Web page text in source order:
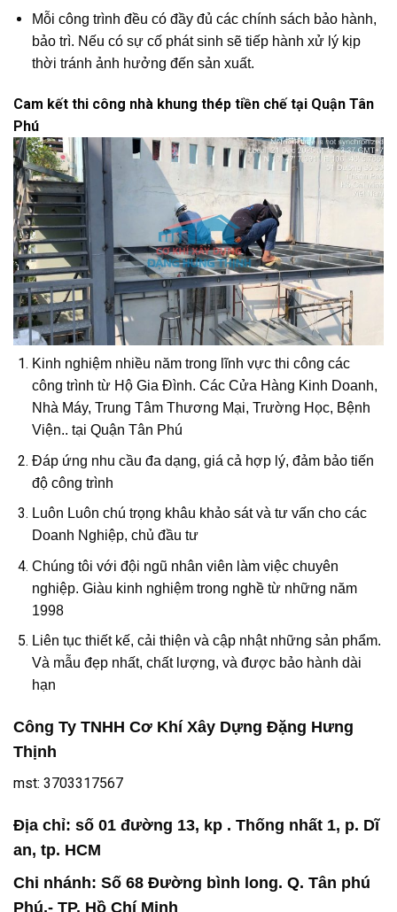
Mỗi công trình đều có đầy đủ các chính sách bảo hành,
bảo trì. Nếu có sự cố phát sinh sẽ tiếp hành xử lý kịp
thời tránh ảnh hưởng đến sản xuất.
Cam kết thi công nhà khung thép tiền chế tại Quận Tân
Phú
Kinh nghiệm nhiều năm trong lĩnh vực thi công các
công trình từ Hộ Gia Đình. Các Cửa Hàng Kinh Doanh,
Nhà Máy, Trung Tâm Thương Mại, Trường Học, Bệnh
Viện.. tại Quận Tân Phú
Đáp ứng nhu cầu đa dạng, giá cả hợp lý, đảm bảo tiến
độ công trình
Luôn Luôn chú trọng khâu khảo sát và tư vấn cho các
Doanh Nghiệp, chủ đầu tư
Chúng tôi với đội ngũ nhân viên làm việc chuyên
nghiệp. Giàu kinh nghiệm trong nghề từ những năm
1998
Liên tục thiết kế, cải thiện và cập nhật những sản phẩm.
Và mẫu đẹp nhất, chất lượng, và được bảo hành dài
hạn
Công Ty TNHH Cơ Khí Xây Dựng Đặng Hưng
Thịnh
mst: 3703317567
Địa chỉ: số 01 đường 13, kp . Thống nhất 1, p. Dĩ
an, tp. HCM
Chi nhánh: Số 68 Đường bình long. Q. Tân phú
Phú,- TP. Hồ Chí Minh